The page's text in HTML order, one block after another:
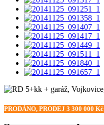
PRODÁNO, PRODEJ 3 300 000 Kč